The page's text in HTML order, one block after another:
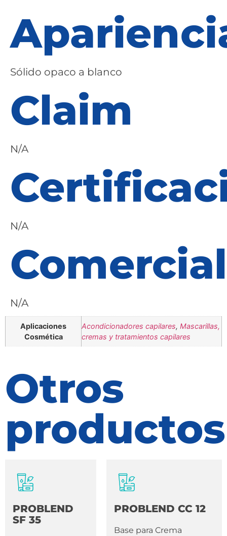
Sólido opaco a blanco
Claim
N/A
N/A
N/A
Aplicaciones
Cosmética
Acondicionadores capilares, Mascarillas,
cremas y tratamientos capilares
Otros
productos
PROBLEND
SF 35
PROBLEND CC 12
Base para Crema